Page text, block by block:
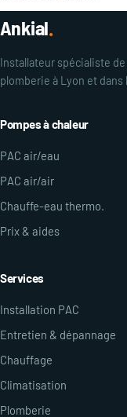
Ankial.
Installateur spécialiste
plomberie à Lyon et
Pompes à chaleur
PAC air/eau
PAC air/air
Chauffe-eau thermo.
Prix & aides
Services
Installation PAC
Entretien & dépannage
Chauffage
Climatisation
Plomberie